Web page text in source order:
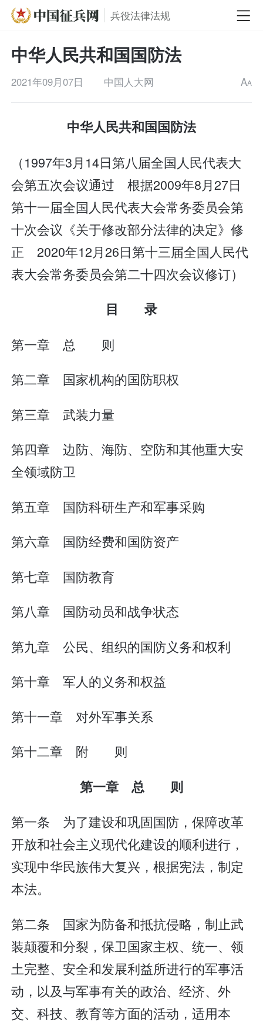
兵役法律法规
中华人民共和国国防法
2021年09月07日 中国人大网 AA
中华人民共和国国防法
（1997年3月14日第八届全国人民代表大
会第五次会议通过 根据2009年8月27日
第十一届全国人民代表大会常务委员会第
十次会议《关于修改部分法律的决定》修
正 2020年12月26日第十三届全国人民代
表大会常务委员会第二十四次会议修订）
目 录
第一章 总 则
第二章 国家机构的国防职权
第三章 武装力量
第四章 边防、海防、空防和其他重大安
全领域防卫
第五章 国防科研生产和军事采购
第六章 国防经费和国防资产
第七章 国防教育
第八章 国防动员和战争状态
第九章 公民、组织的国防义务和权利
第十章 军人的义务和权益
第十一章 对外军事关系
第十二章 附 则
第一章 总 则
第一条 为了建设和巩固国防，保障改革
开放和社会主义现代化建设的顺利进行，
实现中华民族伟大复兴，根据宪法，制定
本法。
第二条 国家为防备和抵抗侵略，制止武
装颠覆和分裂，保卫国家主权、统一、领
土完整、安全和发展利益所进行的军事活
动，以及与军事有关的政治、经济、外
交、科技、教育等方面的活动，适用本